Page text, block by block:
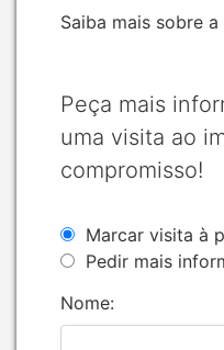
Saiba mais sobre a
Peça mais
uma visita ao
compromisso!
Marcar visita à
Pedir mais
Nome: